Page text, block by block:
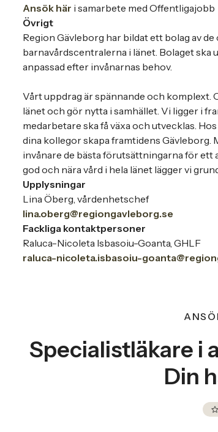
Ansök här i samarbete med Offentligajobb
Övrigt
Region Gävleborg har bildat ett bolag av
barnavårdscentralerna i länet. Bolaget
anpassad efter invånarnas behov.
Vårt uppdrag är spännande och komplext.
länet och gör nytta i samhället. Vi ligger i
medarbetare ska få växa och utvecklas.
dina kollegor skapa framtidens Gävleborg.
invånare de bästa förutsättningarna för ett
god och nära vård i hela länet lägger vi
Upplysningar
Lina Öberg, vårdenhetschef
lina.oberg@regiongavleborg.se
Fackliga kontaktpersoner
Raluca-Nicoleta Isbasoiu-Goanta, GHLF
raluca-nicoleta.isbasoiu-
Specialistläkare i
Din